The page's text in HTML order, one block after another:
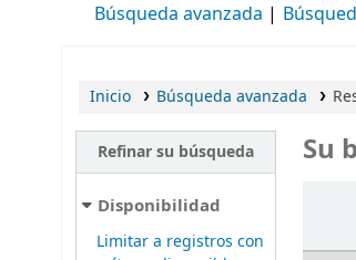
Búsqueda avanzada
Inicio Búsqueda avanzada
Refinar su búsqueda
Disponibilidad
Limitar a registros con
Su